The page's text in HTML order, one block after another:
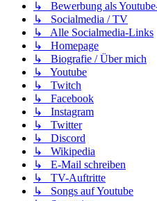
↳ Bewerbung als
↳ Socialmedia / TV
↳ Alle Socialmedia-Links
↳ Homepage
↳ Biografie / Über mich
↳ Youtube
↳ Twitch
↳ Facebook
↳ Instagram
↳ Twitter
↳ Discord
↳ Wikipedia
↳ E-Mail schreiben
↳ TV-Auftritte
↳ Songs auf Youtube